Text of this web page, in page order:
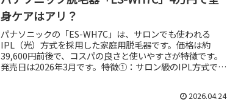
身ケアはアリ？
パナソニックの「ES-WH7C」は、サロンでも使われる
IPL（光）方式を採用した家庭用脱毛器です。価格は約
39,600円前後で、コスパの良さと使いやすさが特徴です。
発売日は2026年3月です。特徴①：サロン級のIPL方式でム
2026.04.24